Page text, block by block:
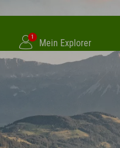
1
Mein Explorer